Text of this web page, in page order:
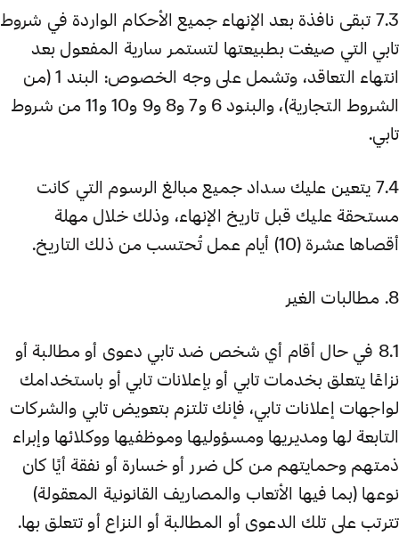
7.3 تبقى نافذة بعد الإنهاء جميع الأحكام الواردة في شروط
تابي التي صيغت بطبيعتها لتستمر سارية المفعول بعد
انتهاء التعاقد، وتشمل على وجه الخصوص: البند 1 (من
الشروط التجارية)، والبنود 6 و7 و8 و9 و10 و11 من شروط
تابي.
7.4 يتعين عليك سداد جميع مبالغ الرسوم التي كانت
مستحقة عليك قبل تاريخ الإنهاء، وذلك خلال مهلة
أقصاها عشرة (10) أيام عمل تُحتسب من ذلك التاريخ.
8. مطالبات الغير
8.1 في حال أقام أي شخص ضد تابي دعوى أو مطالبة أو
نزاعًا يتعلق بخدمات تابي أو بإعلانات تابي أو باستخدامك
لواجهات إعلانات تابي، فإنك تلتزم بتعويض تابي والشركات
التابعة لها ومديريها ومسؤوليها وموظفيها ووكلائها وإبراء
ذمتهم وحمايتهم من كل ضرر أو خسارة أو نفقة أيًا كان
نوعها (بما فيها الأتعاب والمصاريف القانونية المعقولة)
تترتب على تلك الدعوى أو المطالبة أو النزاع أو تتعلق بها.